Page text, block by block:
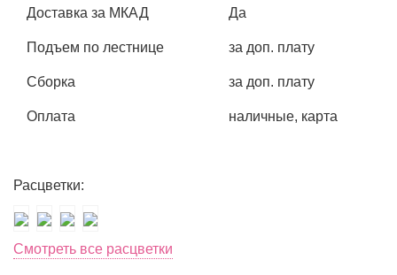
Доставка за МКАД Да
Подъем по лестнице за доп. плату
Сборка за доп. плату
Оплата наличные, карта
Расцветки:
Смотреть все расцветки